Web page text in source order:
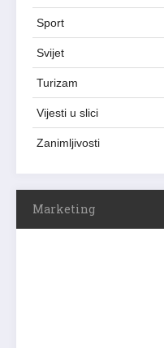
Sport
Svijet
Turizam
Vijesti u slici
Zanimljivosti
Marketing